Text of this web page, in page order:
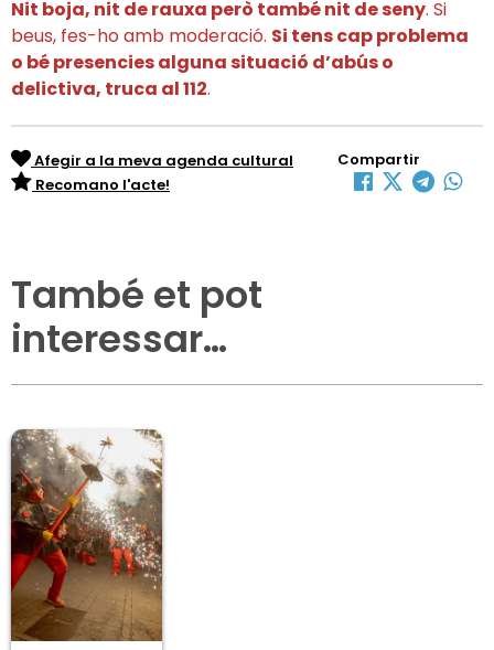
Nit boja, nit de rauxa però també nit de seny. Si
beus, fes-ho amb moderació. Si tens cap problema
o bé presencies alguna situació d’abús o
delictiva, truca al 112.
Afegir a la meva agenda cultural
Recomano l'acte!
Compartir
També et pot
interessar…